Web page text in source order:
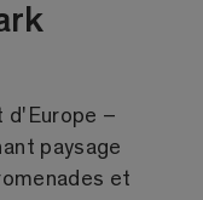
d'Europe –
paysage
et